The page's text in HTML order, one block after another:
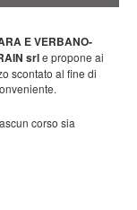
E VERBANO-
srle propone ai
scontato al fine di
corso sia